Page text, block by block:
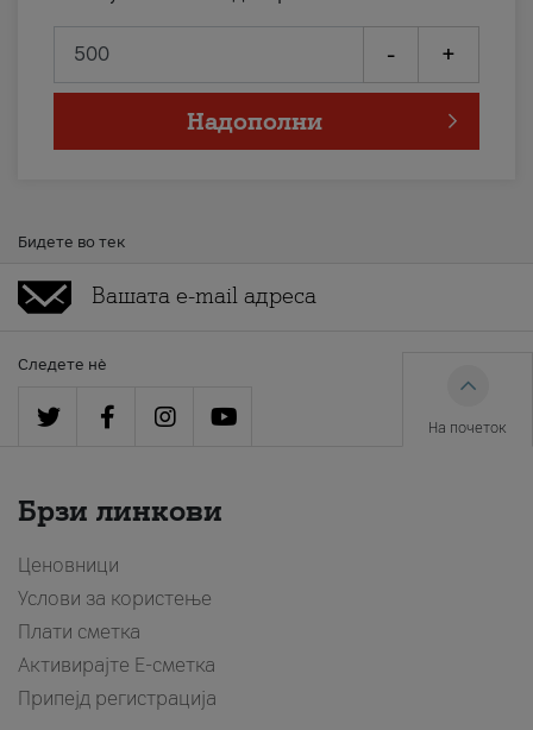
- +
Надополни
Бидете во тек
Следете нè
На почеток
Брзи линкови
Ценовници
Услови за користење
Плати сметка
Активирајте Е-сметка
Припејд регистрација